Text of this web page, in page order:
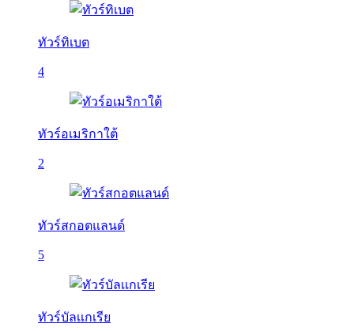
ทัวร์ทิเบต
4
ทัวร์อเมริกาใต้
2
ทัวร์สกอตแลนด์
5
ทัวร์บัลเเกเรีย